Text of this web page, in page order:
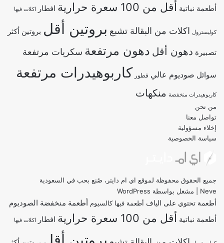
أطعمة نباتية أقل من 100 سعرة حرارية افطار اكلات فيها
كوليسترول اكلات من البقالة تشبع بروتين أقل بروتين أكثر
تصبيرة دهون أقل دهون مرتفعة سكريات مرتفعة
سوائل صوديوم عالي فطور كاربوهيدرات مرتفعة
كاربوهيدرات منخفضة منكهات
من نحن
تواصل معنا
إخلاء مسؤولية
سياسة الخصوصية
جميع الحقوق محفوظة لموقع اي ام دايتر، صُنع بحب في السعودية
Neve | مشغل بواسطة WordPress
أطعمة تحتوي على الياف أطعمة فيها كالسيوم أطعمة منخفضة الصوديوم
أطعمة نباتية أقل من 100 سعرة حرارية افطار اكلات فيها